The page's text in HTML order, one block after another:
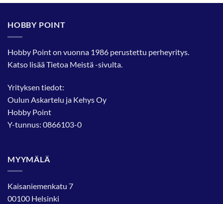
useampi
Voit
tehdä
tuotteen
sivulla.
useampi
tuotteen
sivulla.
HOBBY POINT
Hobby Point on vuonna 1986 perustettu perheyritys.
Katso lisääTietoa Meistä-sivulta.
Yrityksen tiedot:
Oulun Askartelu ja Kehys Oy
Hobby Point
Y-tunnus: 0866103-0
MYYMÄLÄ
Kaisaniemenkatu 7
00100 Helsinki